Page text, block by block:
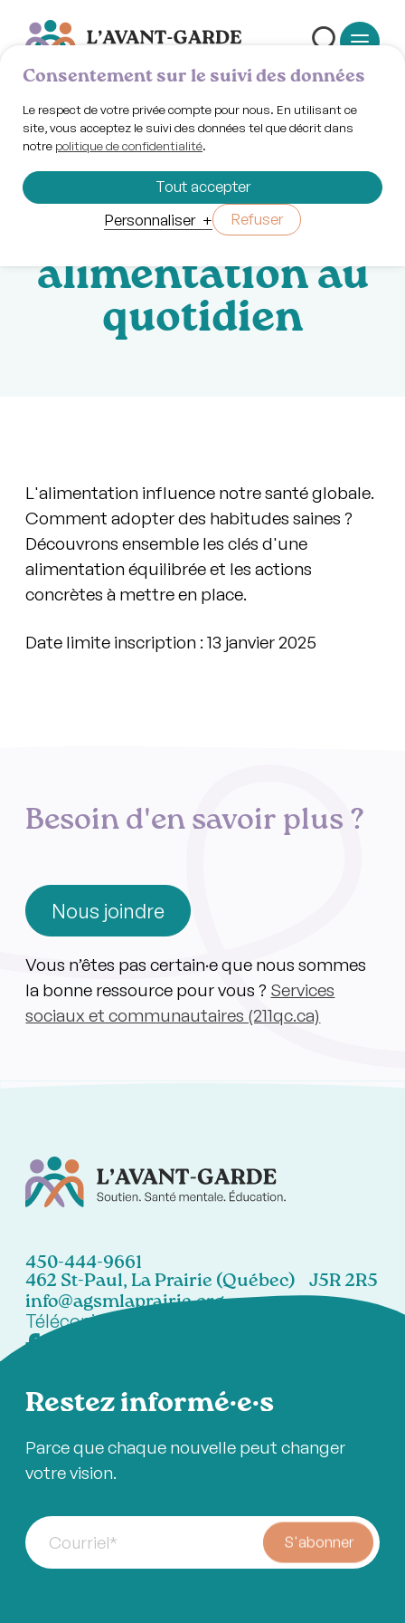
Mardi 14 janvier 2025 | 18h00
Espace savoir:
rééquilibrer son
alimentation au
quotidien
L'alimentation influence notre santé globale.
Comment adopter des habitudes saines ?
Découvrons ensemble les clés d'une
alimentation équilibrée et les actions
concrètes à mettre en place.
Date limite inscription : 13 janvier 2025
Besoin d'en savoir plus ?
Nous joindre
Vous n’êtes pas certain·e que nous sommes
la bonne ressource pour vous ? Services
sociaux et communautaires (211qc.ca)
450-444-9661
462 St-Paul, La Prairie (Québec) J5R 2R5
info@agsmlaprairie.org
Télécopieur:
Restez informé·e·s
Parce que chaque nouvelle peut changer
votre vision.
Courriel* S'abonner
Consentement sur le suivi des données
Le respect de votre privée compte pour nous. En utilisant ce
site, vous acceptez le suivi des données tel que décrit dans
notre politique de confidentialité.
Personnaliser + Refuser
Tout accepter